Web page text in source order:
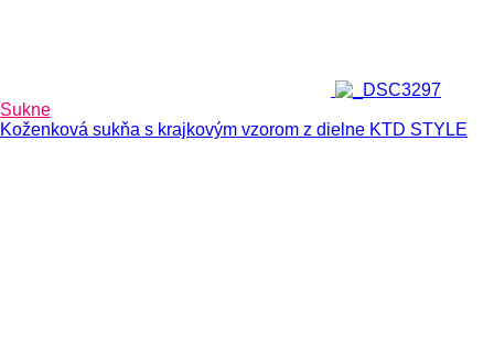
produktu.
Sukne
Koženková sukňa s krajkovým vzorom z dielne KTD STYLE